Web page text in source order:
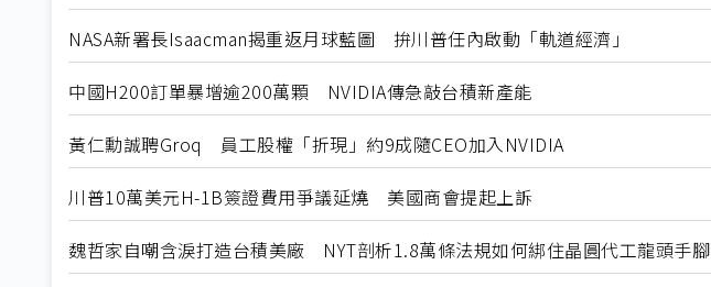
NASA新署長Isaacman揭重返月球藍圖 拚川普任內啟動「軌道經濟」
中國H200訂單暴增逾200萬顆 NVIDIA傳急敲台積新產能
黃仁勳誠聘Groq 員工股權「折現」約9成隨CEO加入NVIDIA
川普10萬美元H-1B簽證費用爭議延燒 美國商會提起上訴
魏哲家自嘲含淚打造台積美廠 NYT剖析1.8萬條法規如何綁住晶圓代工龍頭手腳